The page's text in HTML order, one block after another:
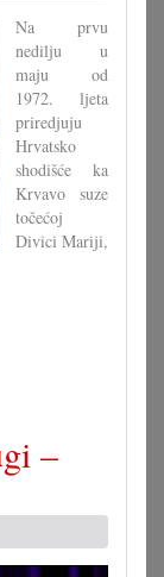
Na prvu
nedilju u
maju od
1972. ljeta
priredjuju
Hrvatsko
shodišće ka
Krvavo suze
točećoj
Divici Mariji,
–